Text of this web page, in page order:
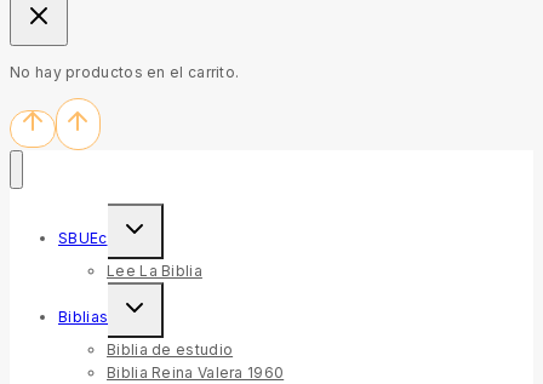
No hay productos en el carrito.
SBUEc
Lee La Biblia
Biblias
Biblia de estudio
Biblia Reina Valera 1960